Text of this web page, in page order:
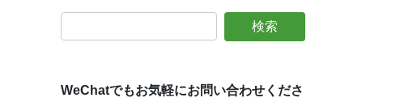
WeChatでもお気軽にお問い合わせくださ